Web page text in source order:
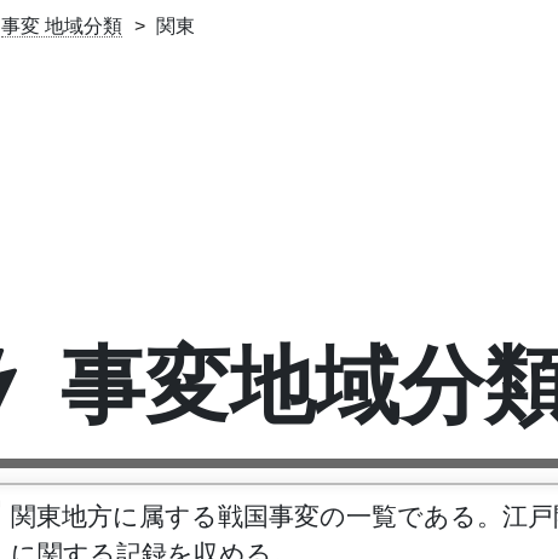
事変 地域分類 関東
事変地域分
関東地方に属する戦国事変の一覧である。江